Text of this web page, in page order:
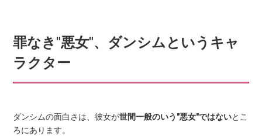
罪なき"悪女"、ダンシムというキャ
ラクター
ダンシムの面白さは、彼女が世間一般のいう"悪女"ではないとこ
ろにあります。